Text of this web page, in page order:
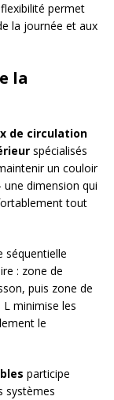
permet
la journée et aux
la
de circulation
spécialisés
un couloir
une dimension qui
tout
séquentielle
: zone de
puis zone de
minimise les
le
participe
systèmes